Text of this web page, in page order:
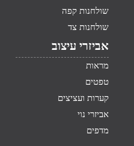
שולחנות קפה
שולחנות צד
אביזרי עיצוב
מראות
טפטים
קערות ועציצים
אביזרי נוי
מדפים